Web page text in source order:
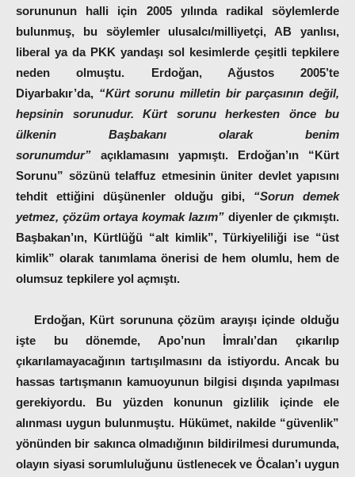
sorununun halli için 2005 yılında radikal söylemlerde
bulunmuş, bu söylemler ulusalcı/milliyetçi, AB yanlısı,
liberal ya da PKK yandaşı sol kesimlerde çeşitli tepkilere
neden olmuştu. Erdoğan, Ağustos 2005’te
Diyarbakır’da, “Kürt sorunu milletin bir parçasının değil,
hepsinin sorunudur. Kürt sorunu herkesten önce bu
ülkenin Başbakanı olarak benim
sorunumdur” açıklamasını yapmıştı. Erdoğan’ın “Kürt
Sorunu” sözünü telaffuz etmesinin üniter devlet yapısını
tehdit ettiğini düşünenler olduğu gibi, “Sorun demek
yetmez, çözüm ortaya koymak lazım” diyenler de çıkmıştı.
Başbakan’ın, Kürtlüğü “alt kimlik”, Türkiyeliliği ise “üst
kimlik” olarak tanımlama önerisi de hem olumlu, hem de
olumsuz tepkilere yol açmıştı.
Erdoğan, Kürt sorununa çözüm arayışı içinde olduğu
işte bu dönemde, Apo’nun İmralı’dan çıkarılıp
çıkarılamayacağının tartışılmasını da istiyordu. Ancak bu
hassas tartışmanın kamuoyunun bilgisi dışında yapılması
gerekiyordu. Bu yüzden konunun gizlilik içinde ele
alınması uygun bulunmuştu. Hükümet, nakilde “güvenlik”
yönünden bir sakınca olmadığının bildirilmesi durumunda,
olayın siyasi sorumluluğunu üstlenecek ve Öcalan’ı uygun